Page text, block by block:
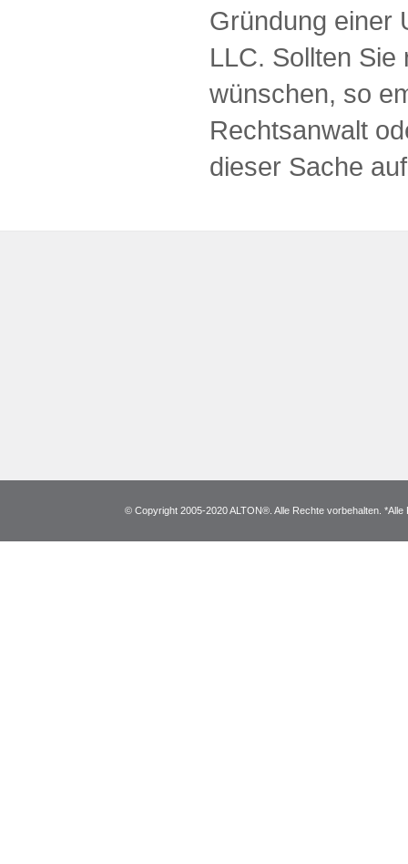
Gründung einer
LLC. Sollten
wünschen, so
Rechtsanwalt
dieser Sache
© Copyright 2005-2020 ALTON®. Alle Rechte vorbehalten.